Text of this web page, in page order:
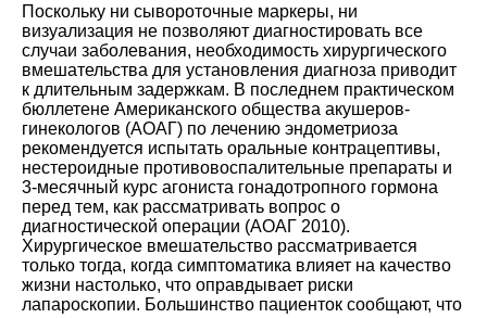
Поскольку ни сывороточные маркеры, ни
визуализация не позволяют диагностировать все
случаи заболевания, необходимость хирургического
вмешательства для установления диагноза приводит
к длительным задержкам. В последнем практическом
бюллетене Американского общества акушеров-
гинекологов (АОАГ) по лечению эндометриоза
рекомендуется испытать оральные контрацептивы,
нестероидные противовоспалительные препараты и
3-месячный курс агониста гонадотропного гормона
перед тем, как рассматривать вопрос о
диагностической операции (АОАГ 2010).
Хирургическое вмешательство рассматривается
только тогда, когда симптоматика влияет на качество
жизни настолько, что оправдывает риски
лапароскопии. Большинство пациенток сообщают, что